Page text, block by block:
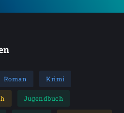
Roman Krimi
Jugendbuch